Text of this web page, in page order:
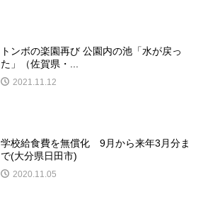
トンボの楽園再び 公園内の池「水が戻っ
た」（佐賀県・...
2021.11.12
学校給食費を無償化 9月から来年3月分ま
で(大分県日田市)
2020.11.05